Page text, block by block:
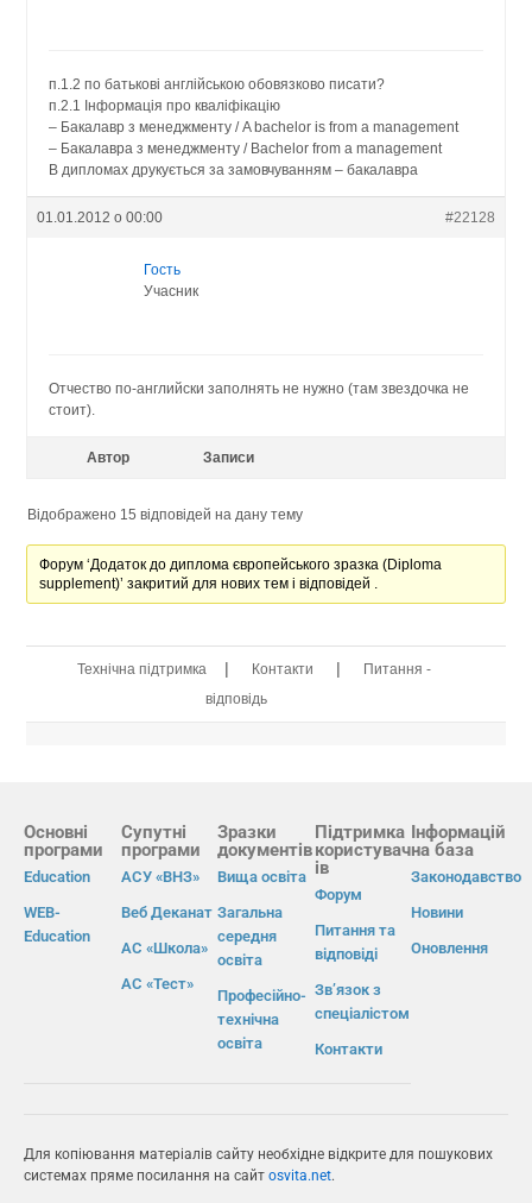
п.1.2 по батькові англійською обовязково писати?
п.2.1 Інформація про кваліфікацію
– Бакалавр з менеджменту / A bachelor is from a management
– Бакалаврa з менеджменту / Bachelor from a management
В дипломах друкується за замовчуванням – бакалавра
01.01.2012 о 00:00 #22128
Гость
Учасник
Отчество по-английски заполнять не нужно (там звездочка не
стоит).
Автор Записи
Відображено 15 відповідей на дану тему
Форум ‘Додаток до диплома європейського зразка (Diploma
supplement)’ закритий для нових тем і відповідей .
Технічна підтримка | Контакти |
Питання -
відповідь
Основні
програми
Education
WEB-
Education
Супутні
програми
АСУ «ВНЗ»
Веб Деканат
АС «Школа»
АС «Тест»
Зразки
документів
Вища освіта
Загальна
середня
освіта
Професійно-
технічна
освіта
Підтримка
користувач
ів
Форум
Питання та
відповіді
Зв’язок з
спеціалістом
Контакти
Інформацій
на база
Законодавство
Новини
Оновлення
Для копіювання матеріалів сайту необхідне відкрите для пошукових
системах пряме посилання на сайт osvita.net.